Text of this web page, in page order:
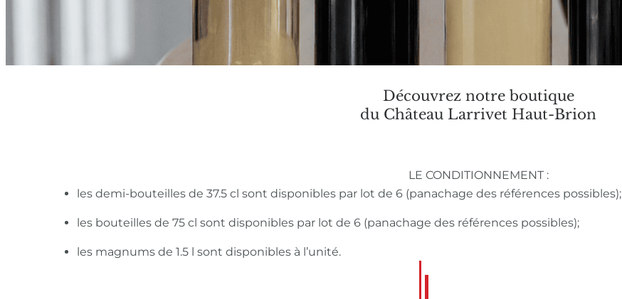
Découvrez notre boutique
du Château Larrivet Haut-Brion
LE CONDITIONNEMENT :
les demi-bouteilles de 37.5 cl sont disponibles par lot de 6 (panachage des références possibles);
les bouteilles de 75 cl sont disponibles par lot de 6 (panachage des références possibles);
les magnums de 1.5 l sont disponibles à l’unité.